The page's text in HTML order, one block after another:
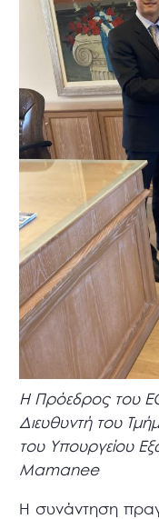
Η Πρόεδρος του
Διευθυντή του
του Υπουργείου
Mamanee
Η συνάντηση